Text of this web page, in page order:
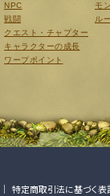
NPC
戦闘
クエスト・チャプター
キャラクターの成長
ワープポイント
モ
ル
特定商取引法に基づく表